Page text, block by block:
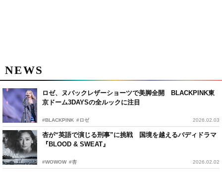
NEWS
ロゼ、ヌバックレザーショーツで美脚全開 BLACKPINK東
京ドーム3DAYSの全ルックに注目
#BLACKPINK #ロゼ 2026.02.03
杏が“英語で演じる刑事”に挑戦 国境を越えるバディドラマ
『BLOOD & SWEAT』
#WOWOW #杏 2026.02.02